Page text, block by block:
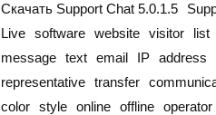
Скачать Support Chat 5.0.1.5
Live software website visitor list
message text email IP address
representative transfer
color style online offline operator